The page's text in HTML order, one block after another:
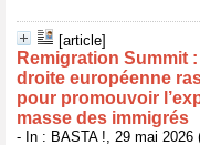
[article]
Remigration Summit :
droite européenne
pour promouvoir
masse des immigrés
- In : BASTA !, 29 mai 2026